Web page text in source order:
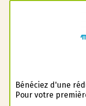
Bénéficiez d'une
Pour votre